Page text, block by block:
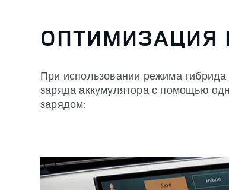
ОПТИМИЗАЦИЯ
При использовании режима
заряда аккумулятора с помощью
зарядом: